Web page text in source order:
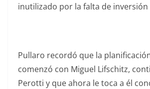
inutilizado por la falta de inversión
Pullaro recordó que la
comenzó con Miguel Lifschitz,
Perotti y que ahora le toca a él